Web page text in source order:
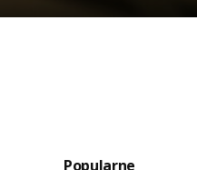
Popularne